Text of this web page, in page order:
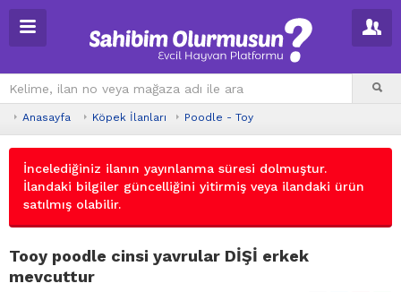
Anasayfa Köpek İlanları Poodle - Toy
İncelediğiniz ilanın yayınlanma süresi dolmuştur.
İlandaki bilgiler güncelliğini yitirmiş veya ilandaki ürün
satılmış olabilir.
Tooy poodle cinsi yavrular DİŞİ erkek
mevcuttur